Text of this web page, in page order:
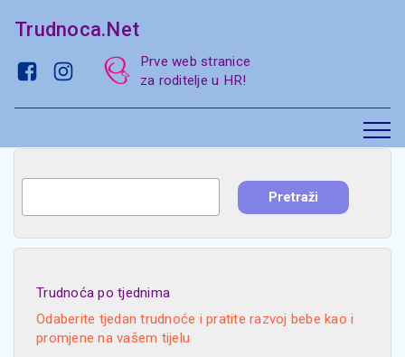
Trudnoca.Net
Prve web stranice
za roditelje u HR!
Trudnoća po tjednima
Odaberite tjedan trudnoće i pratite razvoj bebe kao i
promjene na vašem tijelu